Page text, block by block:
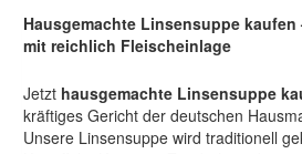
Hausgemachte Linsensuppe
mit reichlich Fleischeinlage
Jetzt hausgemachte Linsensuppe
kräftiges Gericht der deutschen
Unsere Linsensuppe wird traditionell